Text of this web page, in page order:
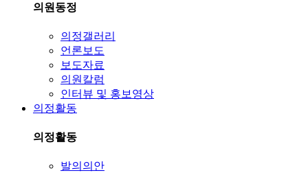
의원동정
의정갤러리
언론보도
보도자료
의원칼럼
인터뷰 및 홍보영상
의정활동
의정활동
발의의안